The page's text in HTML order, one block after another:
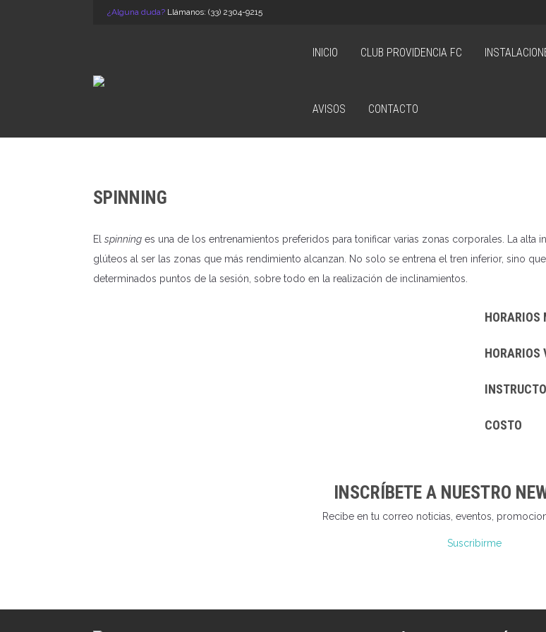
¿Alguna duda? Llámanos: (33) 2304-9215
INICIO CLUB PROVIDENCIA FC
AVISOS CONTACTO
SPINNING
El spinning es una de los entrenamientos preferidos para tonificar varias zonas corporales. La
glúteos al ser las zonas que más rendimiento alcanzan. No solo se entrena el tren inferior, sino
determinados puntos de la sesión, sobre todo en la realización de inclinamientos.
HORARIOS
HORARIOS
COSTO
INSCRÍBETE A NUESTRO
Recibe en tu correo noticias, eventos,
Suscribirme